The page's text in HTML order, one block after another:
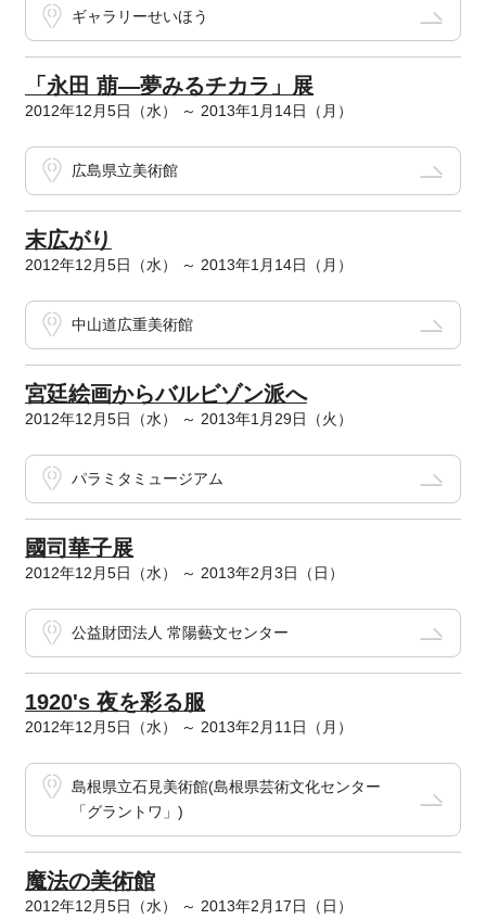
ギャラリーせいほう
「永田 萠―夢みるチカラ」展
2012年12月5日（水） ～ 2013年1月14日（月）
広島県立美術館
末広がり
2012年12月5日（水） ～ 2013年1月14日（月）
中山道広重美術館
宮廷絵画からバルビゾン派へ
2012年12月5日（水） ～ 2013年1月29日（火）
パラミタミュージアム
國司華子展
2012年12月5日（水） ～ 2013年2月3日（日）
公益財団法人 常陽藝文センター
1920's 夜を彩る服
2012年12月5日（水） ～ 2013年2月11日（月）
島根県立石見美術館(島根県芸術文化センター
「グラントワ」)
魔法の美術館
2012年12月5日（水） ～ 2013年2月17日（日）